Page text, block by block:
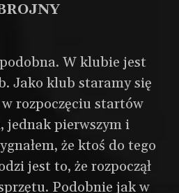
Mazowieckim
treningów
ranking
Cennik
rycerskie
sali
W klubie jest
Jako klub staramy się
rozpoczęciu startów
jednak pierwszym i
że ktoś do tego
jest to, że rozpoczął
Podobnie jak w